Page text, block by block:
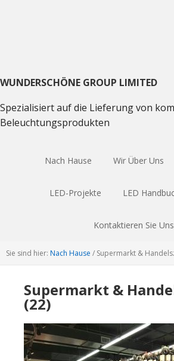
WUNDERSCHÖNE GROUP LIMITED
Spezialisiert auf die Lieferung von
Beleuchtungsprodukten
Nach Hause Wir Über Uns
LED-Projekte LED
Kontaktieren Sie Uns
Sie sind hier: Nach Hause / Supermarkt &
Supermarkt &
(22)